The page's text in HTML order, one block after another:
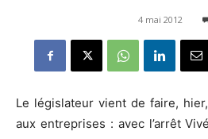
4 mai 2012
Le législateur vient de faire,
aux entreprises : avec l’arrêt